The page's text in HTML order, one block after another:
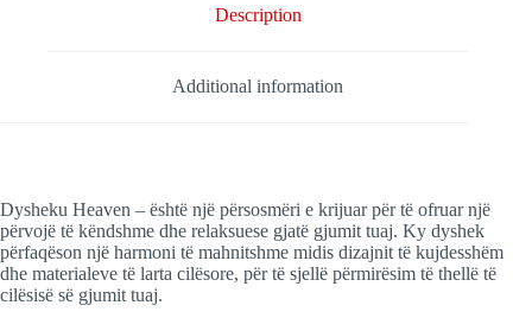
Description
Additional information
Dysheku Heaven – është një përsosmëri e krijuar për të ofruar një
përvojë të këndshme dhe relaksuese gjatë gjumit tuaj. Ky dyshek
përfaqëson një harmoni të mahnitshme midis dizajnit të kujdesshëm
dhe materialeve të larta cilësore, për të sjellë përmirësim të thellë të
cilësisë së gjumit tuaj.